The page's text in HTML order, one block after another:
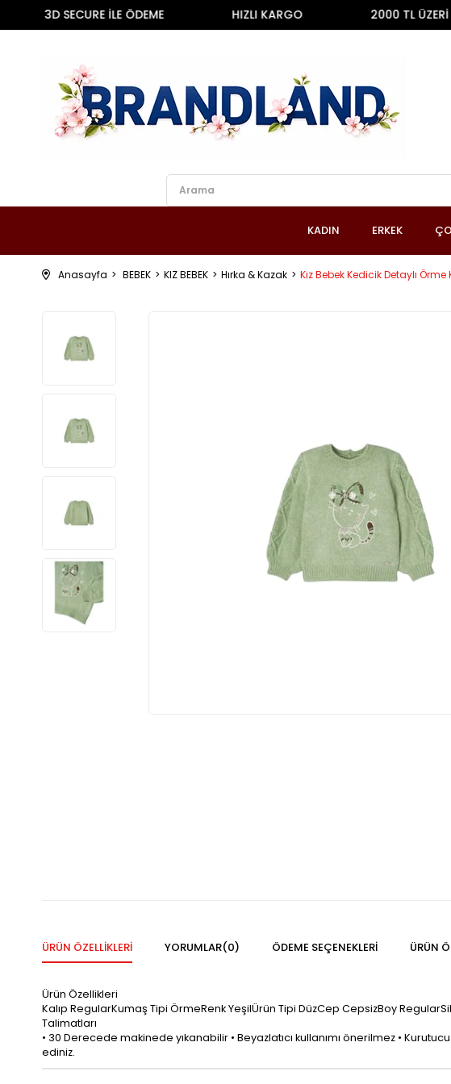
KADIN ERKEK
Anasayfa BEBEK KIZ BEBEK Hırka & Kazak Kız Bebek Kedicik Detaylı Örme
ÜRÜN ÖZELLIKLERI YORUMLAR(0) ÖDEME SEÇENEKLERI ÜRÜN
Ürün Özellikleri
Kalıp RegularKumaş Tipi ÖrmeRenk YeşilÜrün Tipi DüzCep CepsizBoy
Talimatları
• 30 Derecede makinede yıkanabilir • Beyazlatıcı kullanımı önerilmez •
ediniz.
3D SECURE İLE ÖDEME HIZLI KARGO 2000 TL ÜZERİ